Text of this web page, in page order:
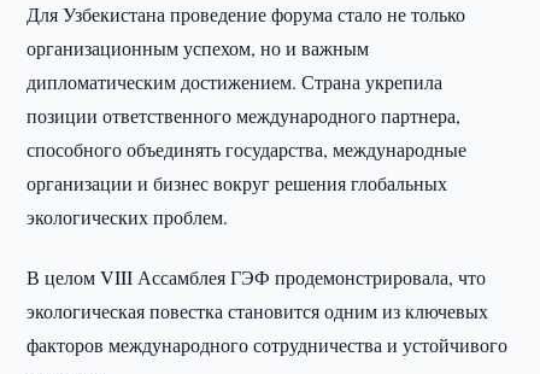
Для Узбекистана проведение форума стало не только
организационным успехом, но и важным
дипломатическим достижением. Страна укрепила
позиции ответственного международного партнера,
способного объединять государства, международные
организации и бизнес вокруг решения глобальных
экологических проблем.
В целом VIII Ассамблея ГЭФ продемонстрировала, что
экологическая повестка становится одним из ключевых
факторов международного сотрудничества и устойчивого